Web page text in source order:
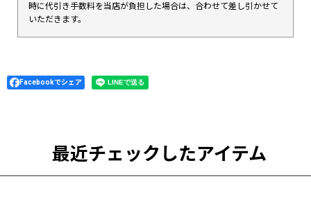
時に代引き手数料を当店が負担した場合は、合わせて差し引かせて
いただきます。
Facebookでシェア
最近チェックしたアイテム